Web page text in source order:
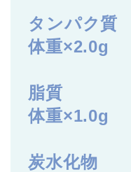
タンパク質
体重×2.0g
脂質
体重×1.0g
炭水化物